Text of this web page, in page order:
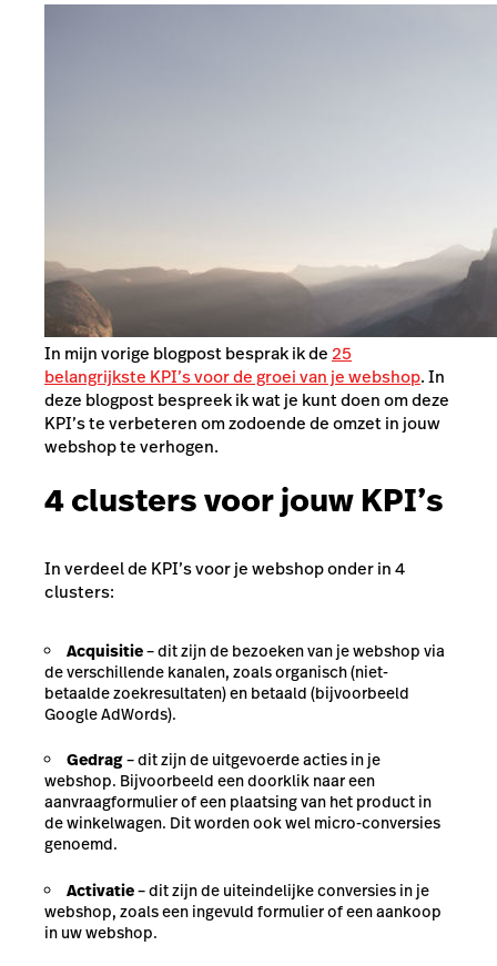
In mijn vorige blogpost besprak ik de 25
belangrijkste KPI’s voor de groei van je webshop. In
deze blogpost bespreek ik wat je kunt doen om deze
KPI’s te verbeteren om zodoende de omzet in jouw
webshop te verhogen.
4 clusters voor jouw KPI’s
In verdeel de KPI’s voor je webshop onder in 4
clusters:
Acquisitie– dit zijn de bezoeken van je webshop via
de verschillende kanalen, zoals organisch (niet-
betaalde zoekresultaten) en betaald (bijvoorbeeld
Google AdWords).
Gedrag– dit zijn de uitgevoerde acties in je
webshop. Bijvoorbeeld een doorklik naar een
aanvraagformulier of een plaatsing van het product in
de winkelwagen. Dit worden ook wel micro-conversies
genoemd.
Activatie– dit zijn de uiteindelijke conversies in je
webshop, zoals een ingevuld formulier of een aankoop
in uw webshop.